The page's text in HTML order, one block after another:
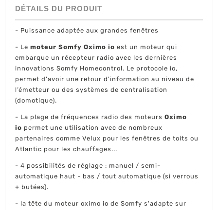
DÉTAILS DU PRODUIT
- Puissance adaptée aux grandes fenêtres
- Le moteur Somfy Oximo io est un moteur qui
embarque un récepteur radio avec les dernières
innovations Somfy Homecontrol. Le protocole io,
permet d'avoir une retour d'information au niveau de
l’émetteur ou des systèmes de centralisation
(domotique).
- La plage de fréquences radio des moteurs Oximo
io permet une utilisation avec de nombreux
partenaires comme Velux pour les fenêtres de toits ou
Atlantic pour les chauffages...
- 4 possibilités de réglage : manuel / semi-
automatique haut - bas / tout automatique (si verrous
+ butées).
- la tête du moteur oximo io de Somfy s'adapte sur